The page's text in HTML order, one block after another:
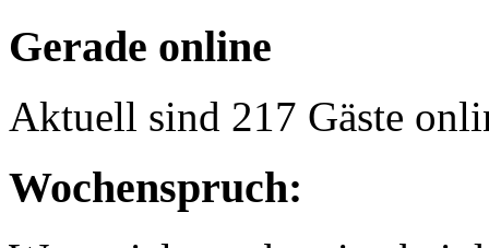
Gerade online
Aktuell sind 217 Gäste
Wochenspruch: